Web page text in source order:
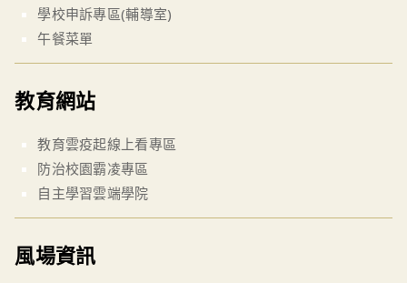
學校申訴專區(輔導室)
午餐菜單
教育網站
教育雲疫起線上看專區
防治校園霸凌專區
自主學習雲端學院
風場資訊